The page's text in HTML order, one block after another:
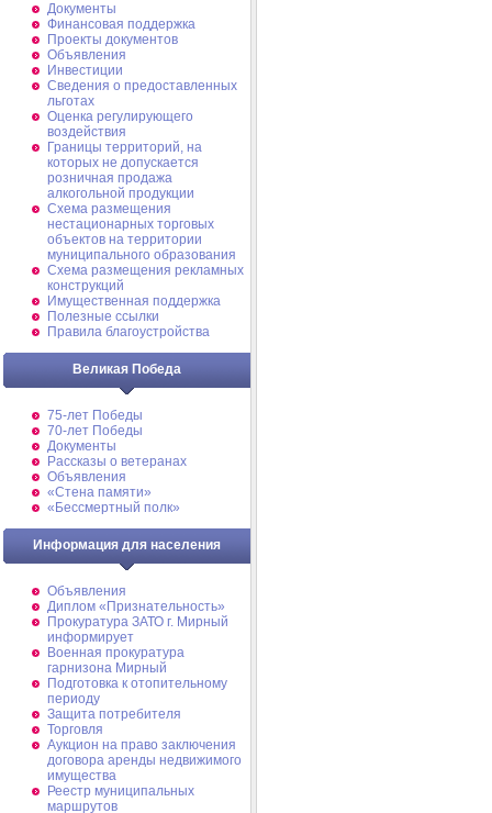
Документы
Финансовая поддержка
Проекты документов
Объявления
Инвестиции
Сведения о предоставленных
льготах
Оценка регулирующего
воздействия
Границы территорий, на
которых не допускается
розничная продажа
алкогольной продукции
Схема размещения
нестационарных торговых
объектов на территории
муниципального образования
Схема размещения рекламных
конструкций
Имущественная поддержка
Полезные ссылки
Правила благоустройства
Великая Победа
75-лет Победы
70-лет Победы
Документы
Рассказы о ветеранах
Объявления
«Стена памяти»
«Бессмертный полк»
Информация для населения
Объявления
Диплом «Признательность»
Прокуратура ЗАТО г. Мирный
информирует
Военная прокуратура
гарнизона Мирный
Подготовка к отопительному
периоду
Защита потребителя
Торговля
Аукцион на право заключения
договора аренды недвижимого
имущества
Реестр муниципальных
маршрутов